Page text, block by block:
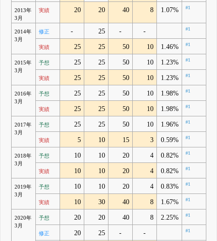
2013年
3月
実績 20 20 40 8 1.07% #1
2014年
3月
修正 - 25 - - #1
実績 25 25 50 10 1.46% #1
2015年
3月
予想 25 25 50 10 1.23% #1
実績 25 25 50 10 1.23% #1
2016年
3月
予想 25 25 50 10 1.98% #1
実績 25 25 50 10 1.98% #1
2017年
3月
予想 25 25 50 10 1.96% #1
実績 5 10 15 3 0.59% #1
2018年
3月
予想 10 10 20 4 0.82% #1
実績 10 10 20 4 0.82% #1
2019年
3月
予想 10 10 20 4 0.83% #1
実績 10 30 40 8 1.67% #1
2020年
3月
予想 20 20 40 8 2.25% #1
修正 20 25 - - #1